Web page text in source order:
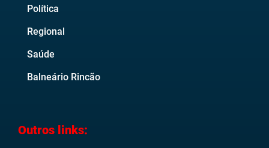
Política
Regional
Saúde
Balneário Rincão
Outros links: